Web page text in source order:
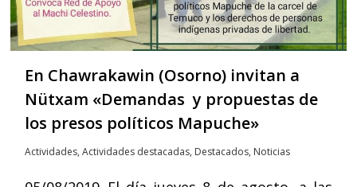
En Chawrakawin (Osorno) invitan a
Nütxam «Demandas y propuestas de
los presos políticos Mapuche»
Actividades,Actividades destacadas, Destacados, Noticias